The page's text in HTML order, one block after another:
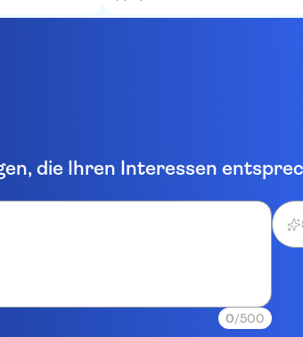
die Ihren Interessen
0/500